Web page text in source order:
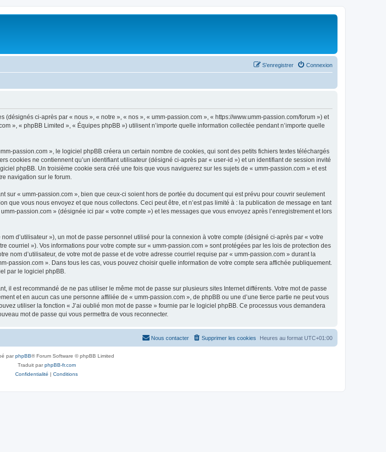
Connexion
S’enregistrer
ci-après par « nous », « notre », « nos », « umm-passion.com », « https://www.umm-passion.com/forum ») et
», « phpBB Limited », « Équipes phpBB ») utilisent n’importe quelle information collectée pendant n’importe quelle
passion.com », le logiciel phpBB créera un certain nombre de cookies, qui sont des petits fichiers textes téléchargés
cookies ne contiennent qu’un identifiant utilisateur (désigné ci-après par « user-id ») et un identifiant de session invité
phpBB. Un troisième cookie sera créé une fois que vous naviguerez sur les sujets de « umm-passion.com » et est
navigation sur le forum.
« umm-passion.com », bien que ceux-ci soient hors de portée du document qui est prévu pour couvrir seulement
que vous nous envoyez et que nous collectons. Ceci peut être, et n’est pas limité à : la publication de message en tant
passion.com » (désignée ici par « votre compte ») et les messages que vous envoyez après l’enregistrement et lors
d’utilisateur »), un mot de passe personnel utilisé pour la connexion à votre compte (désigné ci-après par « votre
courriel »). Vos informations pour votre compte sur « umm-passion.com » sont protégées par les lois de protection des
nom d’utilisateur, de votre mot de passe et de votre adresse courriel requise par « umm-passion.com » durant la
passion.com ». Dans tous les cas, vous pouvez choisir quelle information de votre compte sera affichée publiquement.
par le logiciel phpBB.
il est recommandé de ne pas utiliser le même mot de passe sur plusieurs sites Internet différents. Votre mot de passe
et en aucun cas une personne affiliée de « umm-passion.com », de phpBB ou une d’une tierce partie ne peut vous
utiliser la fonction « J’ai oublié mon mot de passe » fournie par le logiciel phpBB. Ce processus vous demandera
mot de passe qui vous permettra de vous reconnecter.
Heures au format UTC+01:00
Supprimer les cookies
Nous contacter
parphpBB® Forum Software © phpBB Limited
Traduit parphpBB-fr.com
Confidentialité | Conditions